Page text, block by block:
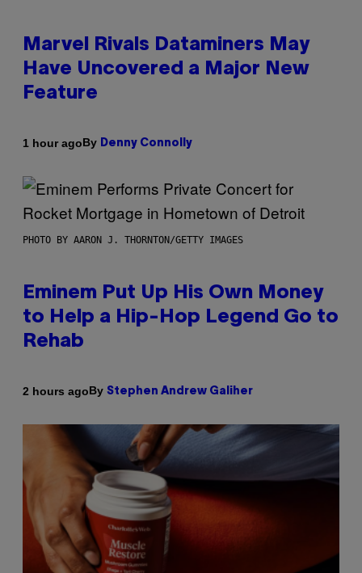
Marvel Rivals Dataminers May
Have Uncovered a Major New
Feature
1 hour agoBy Denny Connolly
PHOTO BY AARON J. THORNTON/GETTY IMAGES
Eminem Put Up His Own Money
to Help a Hip-Hop Legend Go to
Rehab
2 hours agoBy Stephen Andrew Galiher